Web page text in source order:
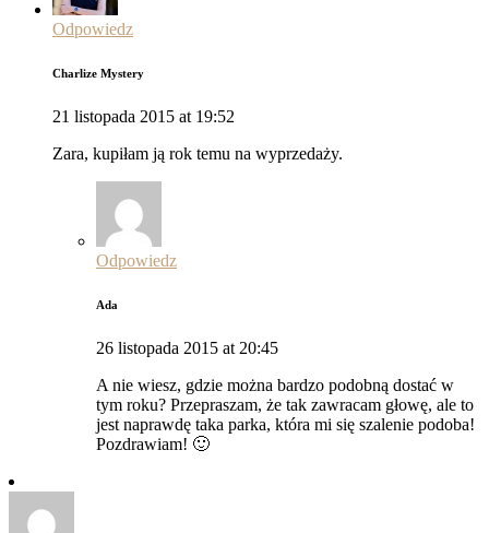
Odpowiedz
Charlize Mystery
21 listopada 2015 at 19:52
Zara, kupiłam ją rok temu na wyprzedaży.
Odpowiedz
Ada
26 listopada 2015 at 20:45
A nie wiesz, gdzie można bardzo podobną dostać w
tym roku? Przepraszam, że tak zawracam głowę, ale to
jest naprawdę taka parka, która mi się szalenie podoba!
Pozdrawiam! 🙂